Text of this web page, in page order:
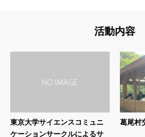
活動内容
東京大学サイエンスコミュニ
ケーションサークルによるサ
葛尾村